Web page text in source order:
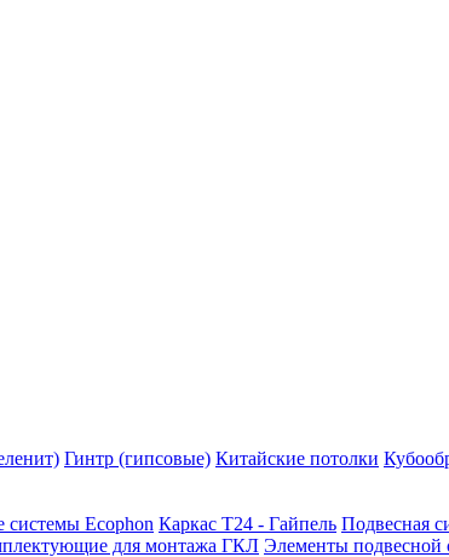
Гинтр (гипсовые) Китайские потолки
системы Ecophon Каркас Т24 - Гайпель Подвесная
для монтажа ГКЛ Элементы подвесной